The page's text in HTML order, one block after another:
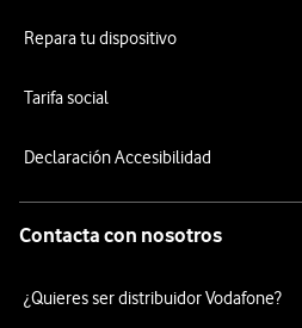
Repara tu dispositivo
Tarifa social
Declaración Accesibilidad
Contacta con nosotros
¿Quieres ser distribuidor Vodafone?